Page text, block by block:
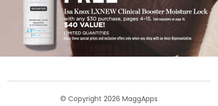
© Copyright 2026 MaggApps